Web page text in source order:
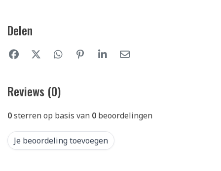
Delen
Reviews (0)
0sterren op basis van 0 beoordelingen
Je beoordeling toevoegen